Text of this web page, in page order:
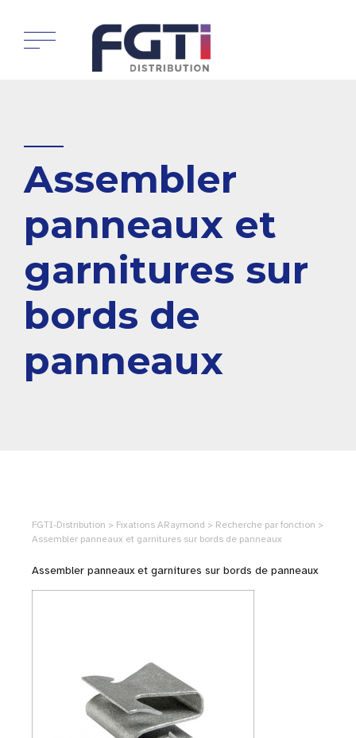
Assembler
panneaux et
garnitures sur
bords de
panneaux
FGTI-Distribution > Fixations ARaymond > Recherche par fonction >
Assembler panneaux et garnitures sur bords de panneaux
Assembler panneaux et garnitures sur bords de panneaux